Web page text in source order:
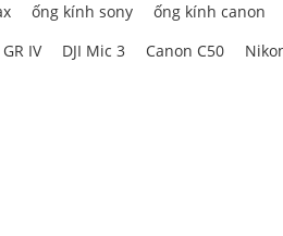
ống kính sony
ống kính canon
IV DJI Mic 3 Canon C50